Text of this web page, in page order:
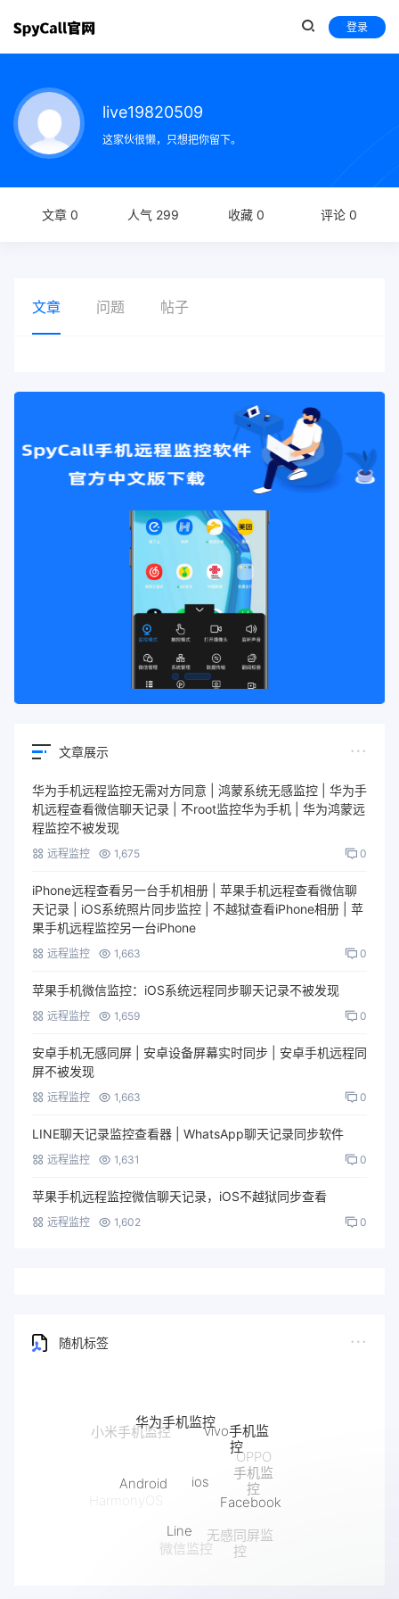
登录
live19820509
这家伙很懒，只想把你留下。
文章 0 人气 299 收藏 0 评论 0
文章 问题 帖子
文章展示
华为手机远程监控无需对方同意 | 鸿蒙系统无感监控 | 华为手
机远程查看微信聊天记录 | 不root监控华为手机 | 华为鸿蒙远
程监控不被发现
远程监控 1,675 0
iPhone远程查看另一台手机相册 | 苹果手机远程查看微信聊
天记录 | iOS系统照片同步监控 | 不越狱查看iPhone相册 | 苹
果手机远程监控另一台iPhone
远程监控 1,663 0
苹果手机微信监控：iOS系统远程同步聊天记录不被发现
远程监控 1,659 0
安卓手机无感同屏 | 安卓设备屏幕实时同步 | 安卓手机远程同
屏不被发现
远程监控 1,663 0
LINE聊天记录监控查看器 | WhatsApp聊天记录同步软件
远程监控 1,631 0
苹果手机远程监控微信聊天记录，iOS不越狱同步查看
远程监控 1,602 0
随机标签
小米手机监控
华为手机监控
vivo手机监
控
OPPO
手机监
控
HarmonyOS
Android
ios
Facebook
无感同屏监
控
微信监控
Line